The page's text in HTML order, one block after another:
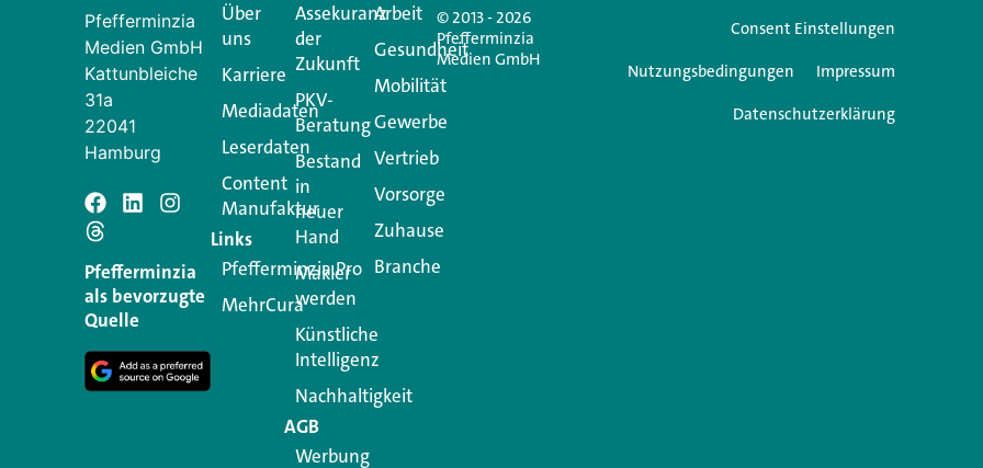
Schreiben Sie einen Kommentar
Ihre E-Mail-Adresse wird nicht veröffentlicht.
Kommentar
Pfefferminzia
Medien GmbH
Kattunbleiche
31a
22041
Hamburg
Pfefferminzia
als bevorzugte
Quelle
Über
uns
Karriere
Mediadaten
Leserdaten
Content
Manufaktur
Links
Pfefferminzia.Pro
MehrCura
Assekuranz
der
Zukunft
PKV-
Beratung
Bestand
in
neuer
Hand
Makler
werden
Künstliche
Intelligenz
Nachhaltigkeit
AGB
Werbung
Arbeit
Gesundheit
Mobilität
Gewerbe
Vertrieb
Vorsorge
Zuhause
Branche
© 2013 - 2026
Pfefferminzia
Medien GmbH
Consent Einstellungen
Nutzungsbedingungen
Impressum
Datenschutzerklärung